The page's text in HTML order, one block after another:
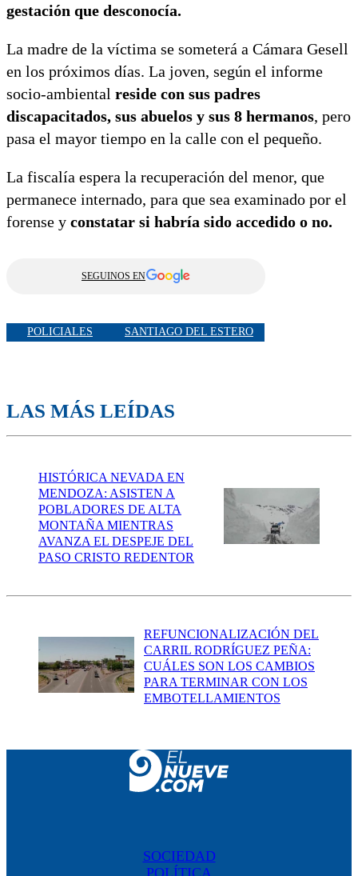
gestación que desconocía.
La madre de la víctima se someterá a Cámara Gesell
en los próximos días. La joven, según el informe
socio-ambiental reside con sus padres
discapacitados, sus abuelos y sus 8 hermanos, pero
pasa el mayor tiempo en la calle con el pequeño.
La fiscalía espera la recuperación del menor, que
permanece internado, para que sea examinado por el
forense y constatar si habría sido accedido o no.
SEGUINOS EN
POLICIALES SANTIAGO DEL ESTERO
LAS MÁS LEÍDAS
HISTÓRICA NEVADA EN
MENDOZA: ASISTEN A
POBLADORES DE ALTA
MONTAÑA MIENTRAS
AVANZA EL DESPEJE DEL
PASO CRISTO REDENTOR
REFUNCIONALIZACIÓN DEL
CARRIL RODRÍGUEZ PEÑA:
CUÁLES SON LOS CAMBIOS
PARA TERMINAR CON LOS
EMBOTELLAMIENTOS
SOCIEDAD